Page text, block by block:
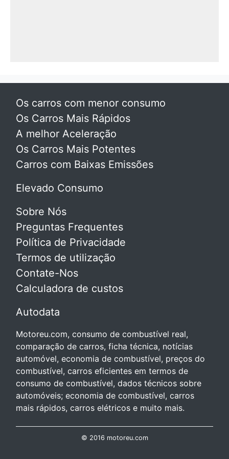
Os carros com menor consumo
Os Carros Mais Rápidos
A melhor Aceleração
Os Carros Mais Potentes
Carros com Baixas Emissões
Elevado Consumo
Sobre Nós
Preguntas Frequentes
Política de Privacidade
Termos de utilização
Contate-Nos
Calculadora de custos
Autodata
Motoreu.com, consumo de combustível real,
comparação de carros, ficha técnica, notícias
automóvel, economia de combustível, preços do
combustível, carros eficientes em termos de
consumo de combustível, dados técnicos sobre
automóveis; economia de combustível, carros
mais rápidos, carros elétricos e muito mais.
© 2016 motoreu.com